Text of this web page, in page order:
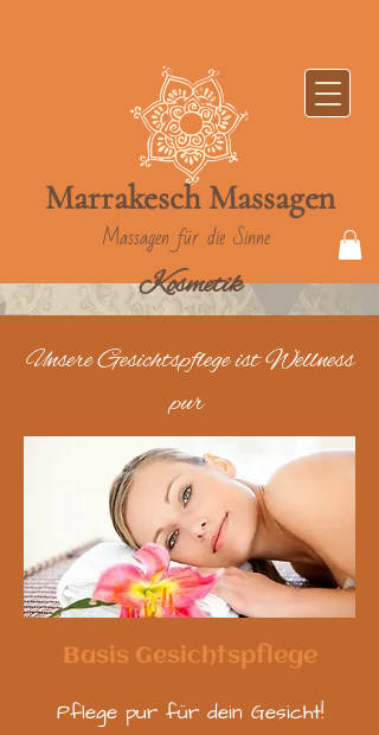
Marrakesch Massagen
Massagen für die Sinne
Kosmetik
Unsere Gesichtspflege ist Wellness
pur
Basis Gesichtspflege
Pflege pur für dein Gesicht!